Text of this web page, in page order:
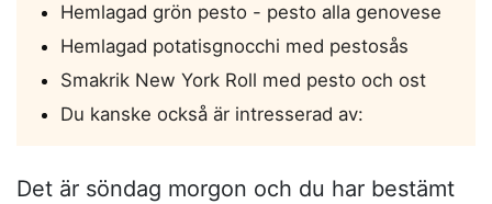
Hemlagad grön pesto - pesto alla genovese
Hemlagad potatisgnocchi med pestosås
Smakrik New York Roll med pesto och ost
Du kanske också är intresserad av:
Det är söndag morgon och du har bestämt